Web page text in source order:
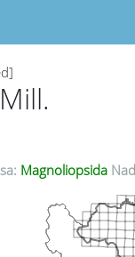
Magnoliopsida